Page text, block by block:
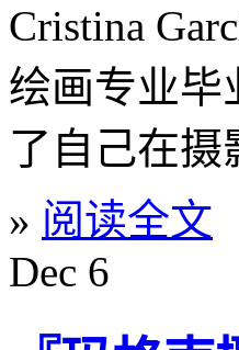
Cristina
绘画专业毕
了自己在摄
» 阅读全文
Dec 6